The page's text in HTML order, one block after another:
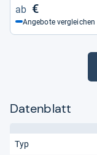
€
Angebote vergleichen
Datenblatt
Typ